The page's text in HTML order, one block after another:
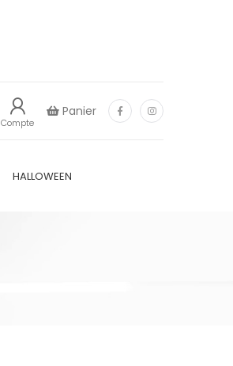
Compte
Panier
HALLOWEEN